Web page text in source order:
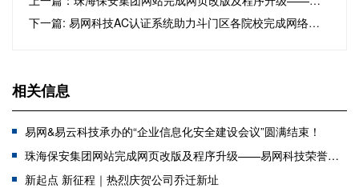
下一篇: 易网科技AC认证系统助力斗门区各院校完成网络攻防演练
相关信息
易网&易云科技承办的“企业信息化安全建设会议”圆满结束！
珠海保安集团网站完成网页改版及程序升级——易网科技荣誉出品
新起点 新征程｜热烈庆贺公司乔迁新址